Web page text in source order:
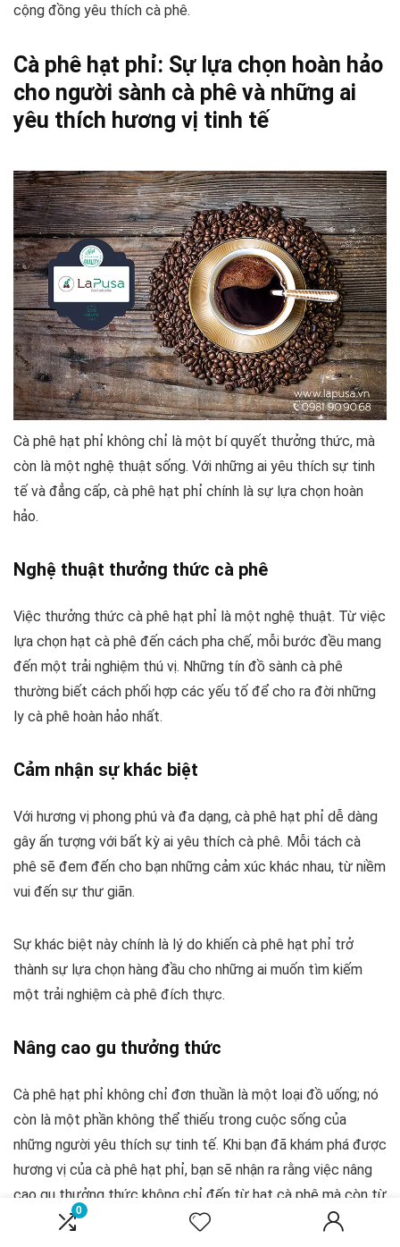
0
cộng đồng yêu thích cà phê.
Cà phê hạt phỉ: Sự lựa chọn hoàn hảo
cho người sành cà phê và những ai
yêu thích hương vị tinh tế
Cà phê hạt phỉ không chỉ là một bí quyết thưởng thức, mà
còn là một nghệ thuật sống. Với những ai yêu thích sự tinh
tế và đẳng cấp, cà phê hạt phỉ chính là sự lựa chọn hoàn
hảo.
Nghệ thuật thưởng thức cà phê
Việc thưởng thức cà phê hạt phỉ là một nghệ thuật. Từ việc
lựa chọn hạt cà phê đến cách pha chế, mỗi bước đều mang
đến một trải nghiệm thú vị. Những tín đồ sành cà phê
thường biết cách phối hợp các yếu tố để cho ra đời những
ly cà phê hoàn hảo nhất.
Cảm nhận sự khác biệt
Với hương vị phong phú và đa dạng, cà phê hạt phỉ dễ dàng
gây ấn tượng với bất kỳ ai yêu thích cà phê. Mỗi tách cà
phê sẽ đem đến cho bạn những cảm xúc khác nhau, từ niềm
vui đến sự thư giãn.
Sự khác biệt này chính là lý do khiến cà phê hạt phỉ trở
thành sự lựa chọn hàng đầu cho những ai muốn tìm kiếm
một trải nghiệm cà phê đích thực.
Nâng cao gu thưởng thức
Cà phê hạt phỉ không chỉ đơn thuần là một loại đồ uống; nó
còn là một phần không thể thiếu trong cuộc sống của
những người yêu thích sự tinh tế. Khi bạn đã khám phá được
hương vị của cà phê hạt phỉ, bạn sẽ nhận ra rằng việc nâng
cao gu thưởng thức không chỉ đến từ hạt cà phê mà còn từ
cả cách bạn sống, cảm nhận và chia sẻ.